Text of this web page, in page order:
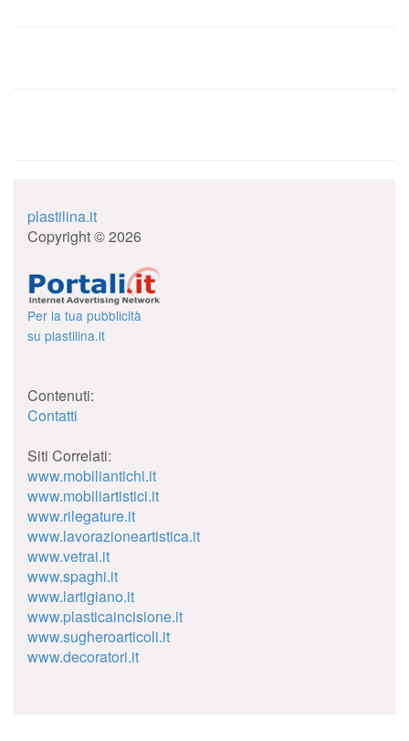
plastilina.it
Copyright © 2026
Per la tua pubblicità
su plastilina.it
Contenuti:
Contatti
Siti Correlati:
www.mobiliantichi.it
www.mobiliartistici.it
www.rilegature.it
www.lavorazioneartistica.it
www.vetrai.it
www.spaghi.it
www.lartigiano.it
www.plasticaincisione.it
www.sugheroarticoli.it
www.decoratori.it